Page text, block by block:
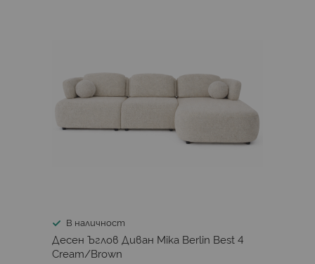
В наличност
Десен Ъглов Диван Mika Berlin Best 4
Cream/Brown